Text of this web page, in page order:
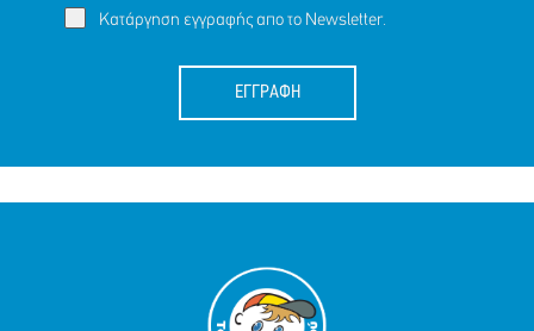
Κατάργηση εγγραφής απο το Newsletter.
ΕΓΓΡΑΦΗ